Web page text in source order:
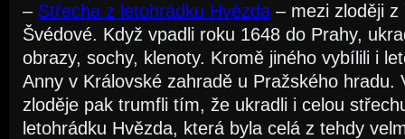
– Střecha z letohrádku Hvězda – mezi zloději z
Švédové. Když vpadli roku 1648 do Prahy,
obrazy, sochy, klenoty. Kromě jiného vybílili i
Anny v Královské zahradě u Pražského hradu.
zloděje pak trumfli tím, že ukradli i celou
letohrádku Hvězda, která byla celá z tehdy